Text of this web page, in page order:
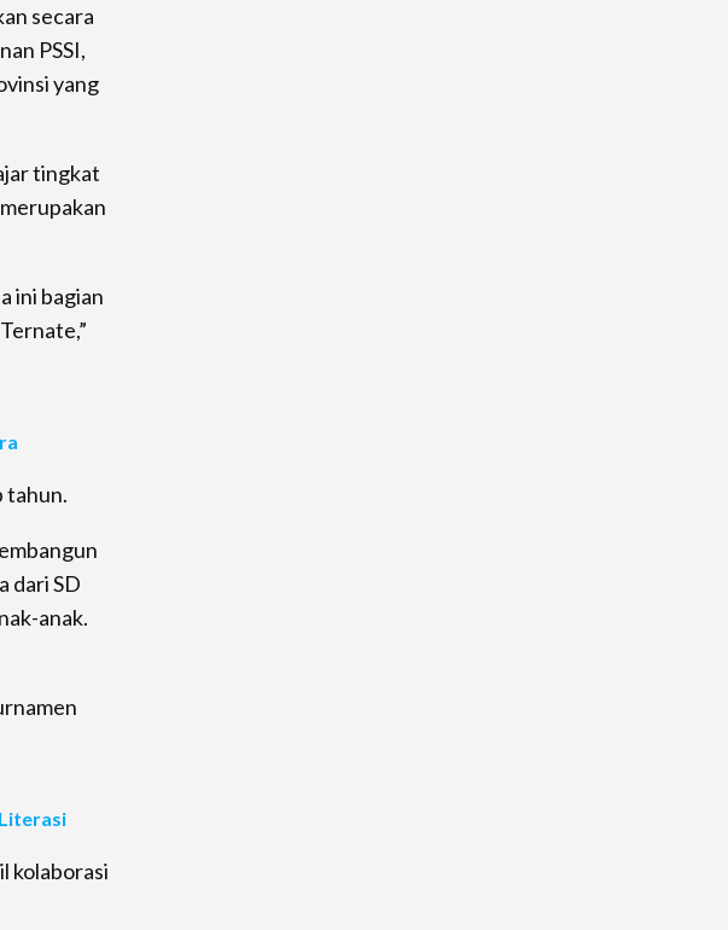
secara
PSSI,
yang
tingkat
ini bagian
tahun.
dari SD
anak.
kolaborasi